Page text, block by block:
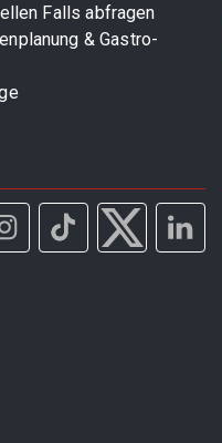
Falls abfragen
& Gastro-